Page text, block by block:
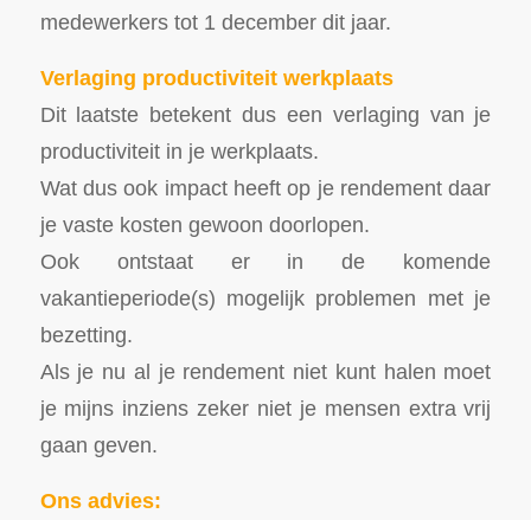
medewerkers tot 1 december dit jaar.
Verlaging productiviteit werkplaats
Dit laatste betekent dus een verlaging van je
productiviteit in je werkplaats.
Wat dus ook impact heeft op je rendement daar
je vaste kosten gewoon doorlopen.
Ook ontstaat er in de komende
vakantieperiode(s) mogelijk problemen met je
bezetting.
Als je nu al je rendement niet kunt halen moet
je mijns inziens zeker niet je mensen extra vrij
gaan geven.
Ons advies: